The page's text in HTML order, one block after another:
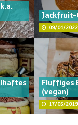
Jackfruit-
09/01/2022
Fluffiges
(vegan)
17/05/2019